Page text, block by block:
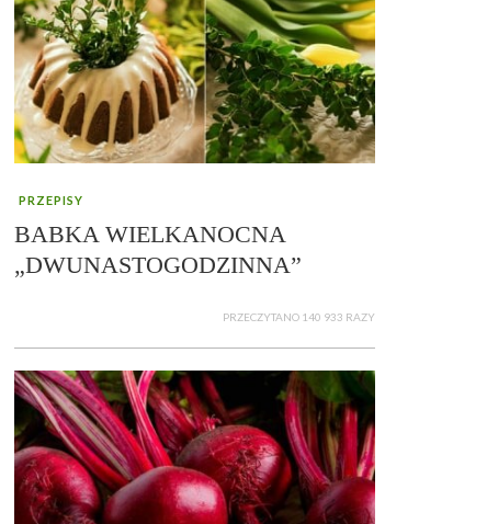
PRZEPISY
BABKA WIELKANOCNA
„DWUNASTOGODZINNA”
PRZECZYTANO 140 933 RAZY